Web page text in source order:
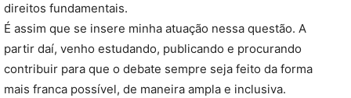
direitos fundamentais.
É assim que se insere minha atuação nessa questão. A
partir daí, venho estudando, publicando e procurando
contribuir para que o debate sempre seja feito da forma
mais franca possível, de maneira ampla e inclusiva.